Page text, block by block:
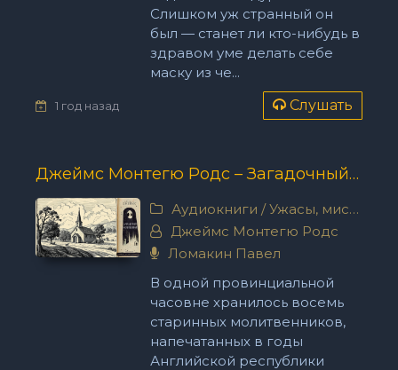
Слишком уж странный он
был — станет ли кто-нибудь в
здравом уме делать себе
маску из че...
1 год назад Слушать
Джеймс Монтегю Родс – Загадочный молитвенник
Аудиокниги /Ужасы, мистика
Джеймс Монтегю Родс
Ломакин Павел
В одной провинциальной
часовне хранилось восемь
старинных молитвенников,
напечатанных в годы
Английской республики